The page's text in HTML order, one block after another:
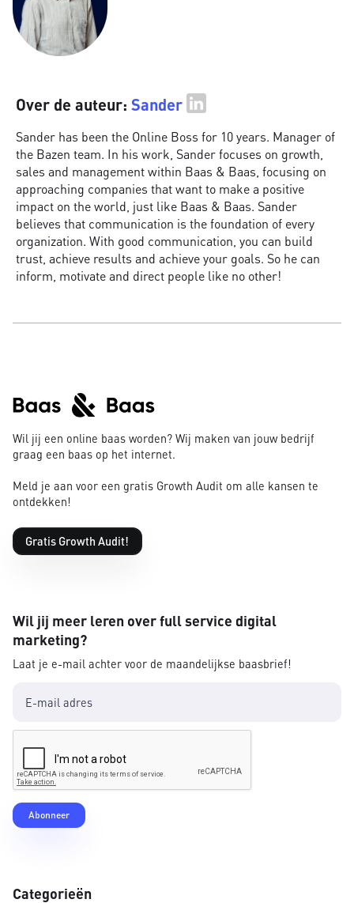
Over de auteur: Sander
Sander has been the Online Boss for 10 years. Manager of
the Bazen team. In his work, Sander focuses on growth,
sales and management within Baas & Baas, focusing on
approaching companies that want to make a positive
impact on the world, just like Baas & Baas. Sander
believes that communication is the foundation of every
organization. With good communication, you can build
trust, achieve results and achieve your goals. So he can
inform, motivate and direct people like no other!
Wil jij een online baas worden? Wij maken van jouw bedrijf
graag een baas op het internet.
Meld je aan voor een gratis Growth Audit om alle kansen te
ontdekken!
Gratis Growth Audit!
Wil jij meer leren over full service digital
marketing?
Laat je e-mail achter voor de maandelijkse baasbrief!
Categorieën